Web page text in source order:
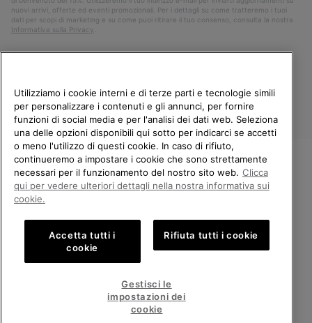
nuovi arrivi, offerte ed eventi promozionali. Per i dettagli su come tratteremo i tuoi
dati per scopi di marketing e su come puoi ritirare il tuo consenso, consulta la nostra
Informativa sulla Privacy
Italia
©2026Columbia Sportswear Company. Avenue des Morgines, 12 1213
Petit-Lancy Switzerland. Tutti i diritti riservati.
Politica sulla privacy Termini di utilizzo
Condizioni Generali di Vendita
Public CBCR
Servizio clienti: Lun. - Ven. 9:00 - 13:00 & 14:00 - 18:00
BENVENUTO/A IN SOREL.
SELEZIONA IL TUO PAESE DI
Shopping online disponibile
Utilizziamo i cookie interni e di terze parti e tecnologie simili
per personalizzare i contenuti e gli annunci, per fornire
funzioni di social media e per l'analisi dei dati web. Seleziona
una delle opzioni disponibili qui sotto per indicarci se accetti
o meno l'utilizzo di questi cookie. In caso di rifiuto,
continueremo a impostare i cookie che sono strettamente
necessari per il funzionamento del nostro sito web. Clicca
qui per vedere ulteriori dettagli nella nostra informativa sui
cookie.
Accetta tutti i
cookie
Rifiuta tutti i cookie
Gestisci le
impostazioni dei
cookie